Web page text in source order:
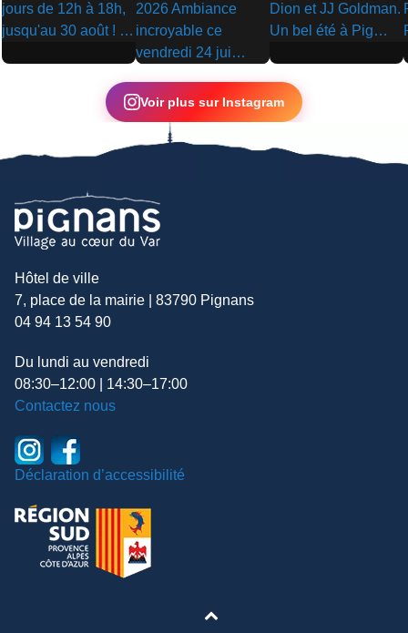
▶
▶
▶
Voir plus sur Instagram
Hôtel de ville
7, place de la mairie | 83790 Pignans
04 94 13 54 90
Du lundi au vendredi
08:30–12:00 | 14:30–17:00
Contactez nous
Déclaration d’accessibilité